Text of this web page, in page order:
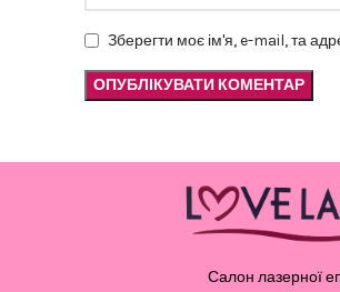
Зберегти моє ім'я, e-mail, та
Салон лазерної